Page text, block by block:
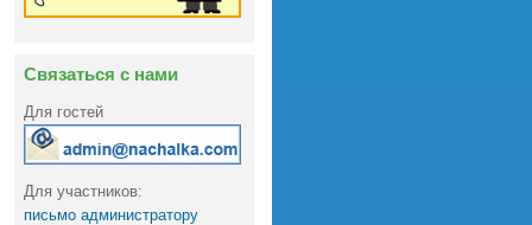
Связаться с нами
Для гостей
Для участников:
письмо администратору